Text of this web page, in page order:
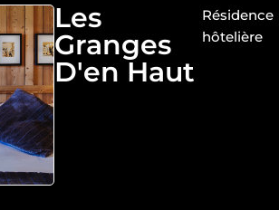
Les
Granges
D'en Haut
Résidence
hôtelière